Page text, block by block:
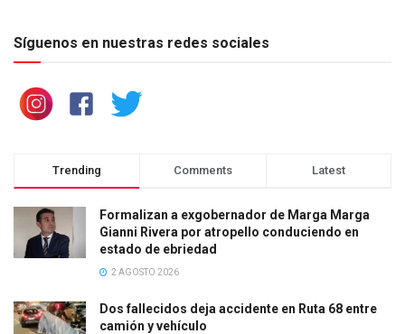
Síguenos en nuestras redes sociales
Trending Comments Latest
Formalizan a exgobernador de Marga Marga
Gianni Rivera por atropello conduciendo en
estado de ebriedad
2 AGOSTO 2026
Dos fallecidos deja accidente en Ruta 68 entre
camión y vehículo